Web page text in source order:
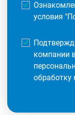
условия "
компании